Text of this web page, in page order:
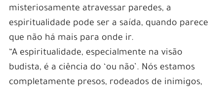
misteriosamente atravessar paredes, a
espiritualidade pode ser a saída, quando parece
que não há mais para onde ir.
“A espiritualidade, especialmente na visão
budista, é a ciência do ‘ou não’. Nós estamos
completamente presos, rodeados de inimigos,